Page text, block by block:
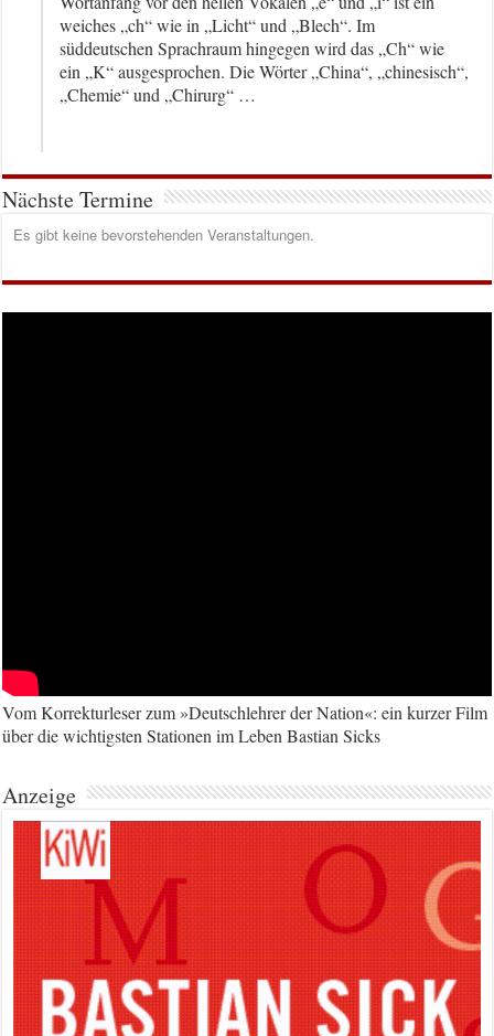
weiches „ch“ wie in „Licht“ und „Blech“. Im
süddeutschen Sprachraum hingegen wird das „Ch“ wie
ein „K“ ausgesprochen. Die Wörter „China“, „chinesisch“,
„Chemie“ und „Chirurg“ …
Nächste Termine
Es gibt keine bevorstehenden Veranstaltungen.
Vom Korrekturleser zum »Deutschlehrer der Nation«: ein kurzer Film
über die wichtigsten Stationen im Leben Bastian Sicks
Anzeige